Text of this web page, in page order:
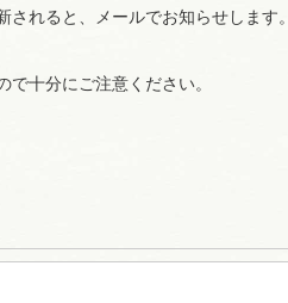
されると、メールでお知らせします。
十分にご注意ください。